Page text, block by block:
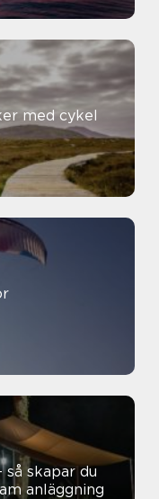
med cykel
skapar du
anläggning